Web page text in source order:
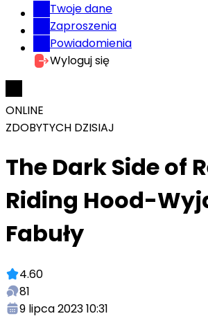
Twoje dane
Zaproszenia
Powiadomienia
Wyloguj się
ONLINE
ZDOBYTYCH DZISIAJ
The Dark Side of
Riding Hood-
Fabuły
4.60
81
9 lipca 2023 10:31